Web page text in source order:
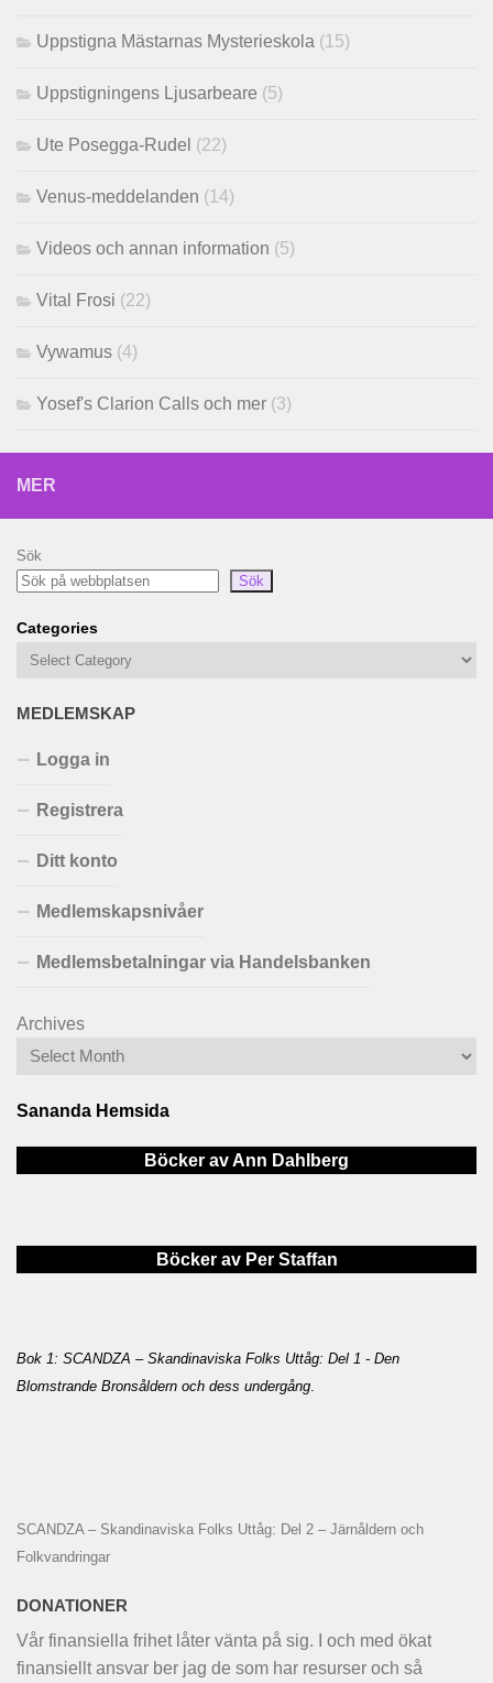
Uppstigna Mästarnas Mysterieskola (15)
Uppstigningens Ljusarbeare (5)
Ute Posegga-Rudel (22)
Venus-meddelanden (14)
Videos och annan information (5)
Vital Frosi (22)
Vywamus (4)
Yosef's Clarion Calls och mer (3)
MER
Sök
Sök
Categories
MEDLEMSKAP
Logga in
Registrera
Ditt konto
Medlemskapsnivåer
Medlemsbetalningar via Handelsbanken
Archives
Sananda Hemsida
Böcker av Ann Dahlberg
Böcker av Per Staffan
Bok 1: SCANDZA – Skandinaviska Folks Uttåg: Del 1 - Den
Blomstrande Bronsåldern och dess undergång
SCANDZA – Skandinaviska Folks Uttåg: Del 2 – Järnåldern och
Folkvandringar
DONATIONER
Vår finansiella frihet låter vänta på sig. I och med ökat
finansiellt ansvar ber jag de som har resurser och så